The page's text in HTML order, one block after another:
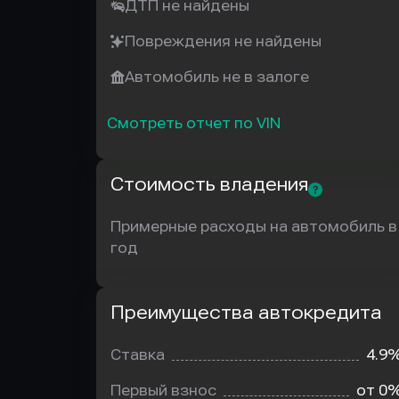
ДТП не найдены
Повреждения не найдены
Автомобиль не в залоге
Смотреть отчет по VIN
Стоимость владения
Примерные расходы на автомобиль в
год
Преимущества автокредита
Ставка
Первый взнос от